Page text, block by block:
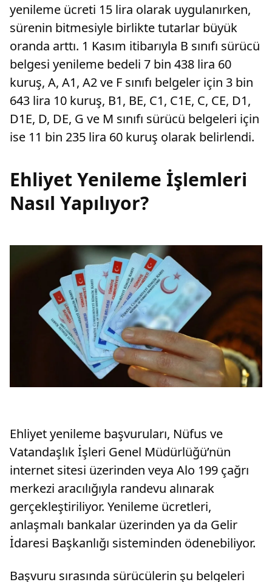
yenileme ücreti 15 lira olarak uygulanırken,
sürenin bitmesiyle birlikte tutarlar büyük
oranda arttı. 1 Kasım itibarıyla B sınıfı sürücü
belgesi yenileme bedeli 7 bin 438 lira 60
kuruş, A, A1, A2 ve F sınıfı belgeler için 3 bin
643 lira 10 kuruş, B1, BE, C1, C1E, C, CE, D1,
D1E, D, DE, G ve M sınıfı sürücü belgeleri için
ise 11 bin 235 lira 60 kuruş olarak belirlendi.
Ehliyet Yenileme İşlemleri
Nasıl Yapılıyor?
Ehliyet yenileme başvuruları, Nüfus ve
Vatandaşlık İşleri Genel Müdürlüğü’nün
internet sitesi üzerinden veya Alo 199 çağrı
merkezi aracılığıyla randevu alınarak
gerçekleştiriliyor. Yenileme ücretleri,
anlaşmalı bankalar üzerinden ya da Gelir
İdaresi Başkanlığı sisteminden ödenebiliyor.
Başvuru sırasında sürücülerin şu belgeleri